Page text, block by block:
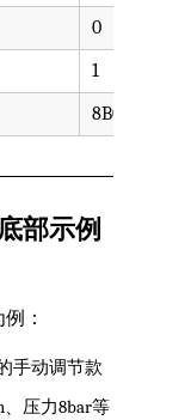
0
1
8B00
部示例
例：
手动调节款
压力8bar等